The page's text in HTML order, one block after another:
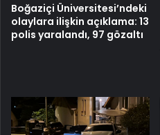
Boğaziçi Üniversitesi’ndeki
olaylara ilişkin açıklama: 13
polis yaralandı, 97 gözaltı